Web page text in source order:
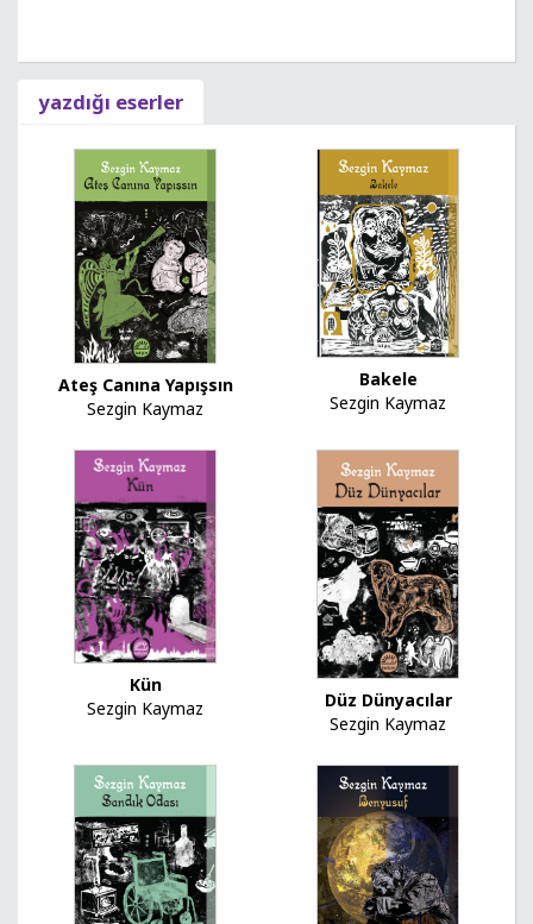
yazdığı eserler
Ateş Canına Yapışsın
Sezgin Kaymaz
Bakele
Sezgin Kaymaz
Kün
Sezgin Kaymaz
Düz Dünyacılar
Sezgin Kaymaz